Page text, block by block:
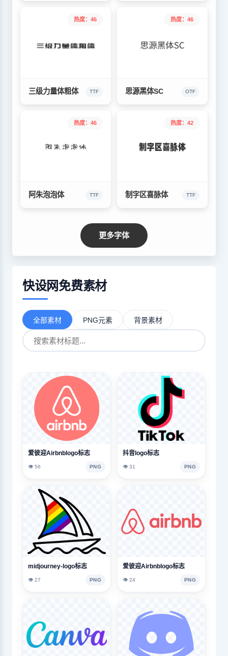
热度：46
三级力量体粗体 TTF
热度：46
思源黑体SC OTF
热度：46
阿朱泡泡体 TTF
热度：42
制字区喜脉体 TTF
更多字体
快设网免费素材
全部素材 PNG元素 背景素材
爱彼迎Airbnblogo标志
👁️ 56 PNG
抖音logo标志
👁️ 31 PNG
midjourney-logo标志
👁️ 27 PNG
爱彼迎Airbnblogo标志
👁️ 24 PNG